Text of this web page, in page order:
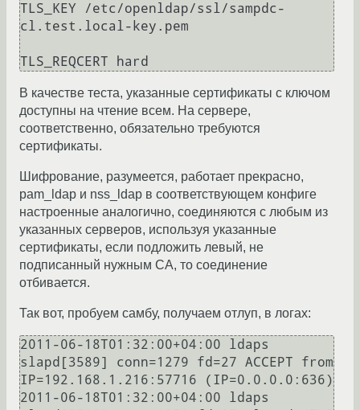
TLS_KEY /etc/openldap/ssl/sampdc-
cl.test.local-key.pem
TLS_REQCERT hard
В качестве теста, указанные сертификаты с ключом
доступны на чтение всем. На сервере,
соответственно, обязательно требуются
сертификаты.
Шифрование, разумеется, работает прекрасно,
pam_ldap и nss_ldap в соответствующем конфиге
настроенные аналогично, соединяются с любым из
указанных серверов, используя указанные
сертификаты, если подложить левый, не
подписанный нужным CA, то соединение
отбивается.
Так вот, пробуем самбу, получаем отлуп, в логах:
2011-06-18T01:32:00+04:00 ldaps
slapd[3589] conn=1279 fd=27 ACCEPT from
IP=192.168.1.216:57716 (IP=0.0.0.0:636)
2011-06-18T01:32:00+04:00 ldaps